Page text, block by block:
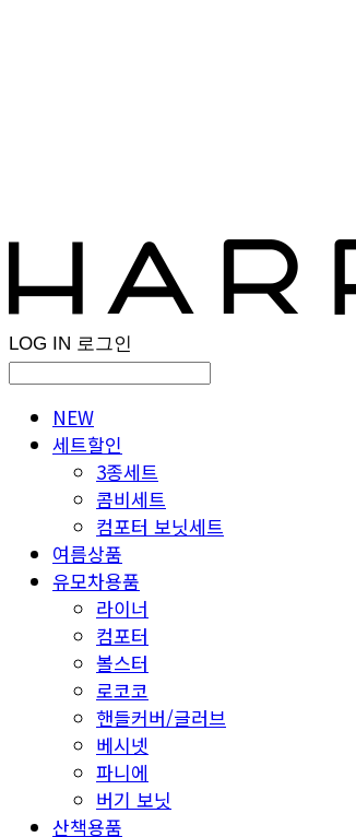
LOG IN 로그인
NEW
세트할인
3종세트
콤비세트
컴포터 보닛세트
여름상품
유모차용품
라이너
컴포터
볼스터
로코코
핸들커버/글러브
베시넷
파니에
버기 보닛
산책용품